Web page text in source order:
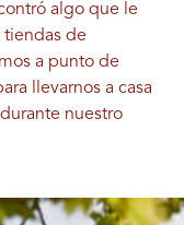
algo que le
tiendas de
a punto de
llevarnos a casa
nuestro